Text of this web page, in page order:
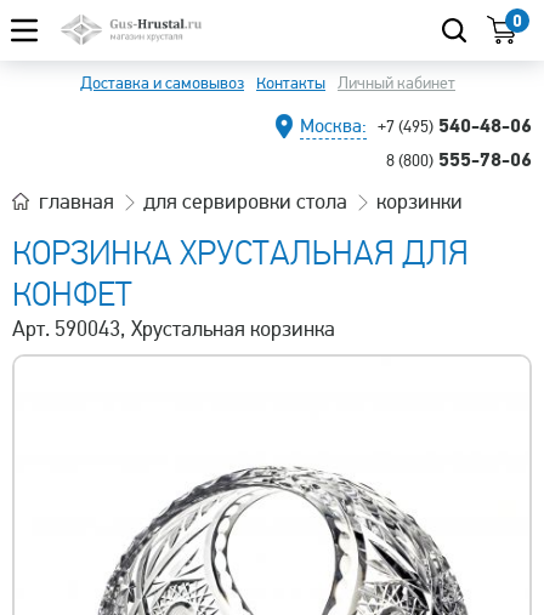
0
Доставка и самовывоз Контакты Личный кабинет
Москва: +7 (495) 540-48-06
8 (800) 555-78-06
главная для сервировки стола корзинки
КОРЗИНКА ХРУСТАЛЬНАЯ ДЛЯ
КОНФЕТ
Арт. 590043, Хрустальная корзинка